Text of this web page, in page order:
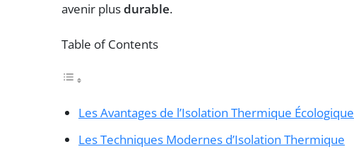
avenir plusdurable.
Table of Contents
Les Avantages de l’Isolation Thermique Écologique
Les Techniques Modernes d’Isolation Thermique